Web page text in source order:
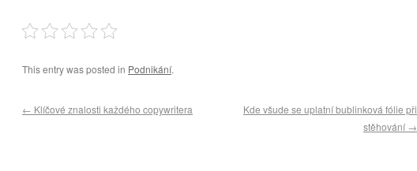
This entry was posted in Podnikání.
Post navigation
← Klíčové znalosti každého copywritera
Kde všude se uplatní bublinková fólie při
stěhování→